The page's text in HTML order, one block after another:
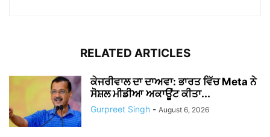
RELATED ARTICLES
ਕੇਜਰੀਵਾਲ ਦਾ ਦਾਅਵਾ: ਭਾਰਤ ਵਿੱਚ Meta ਨੇ
ਸੋਸ਼ਲ ਮੀਡੀਆ ਅਕਾਊਂਟ ਕੀਤਾ...
Gurpreet Singh - August 6, 2026